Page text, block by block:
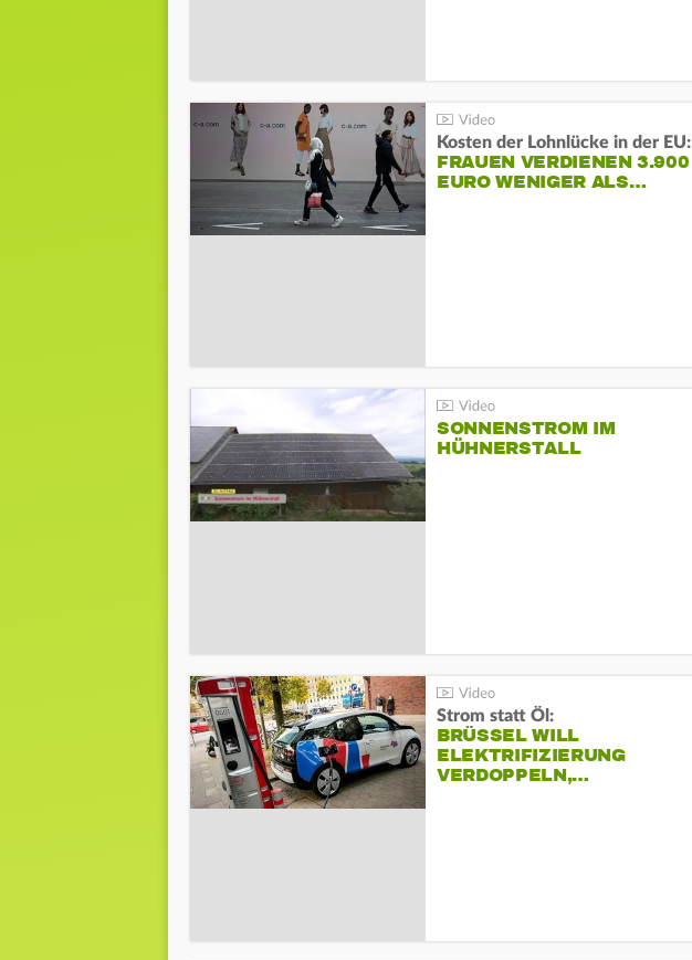
Kosten der Lohnlücke in der EU:
FRAUEN VERDIENEN 3.900
EURO WENIGER ALS…
SONNENSTROM IM
HÜHNERSTALL
Strom statt Öl:
BRÜSSEL WILL
ELEKTRIFIZIERUNG
VERDOPPELN,…